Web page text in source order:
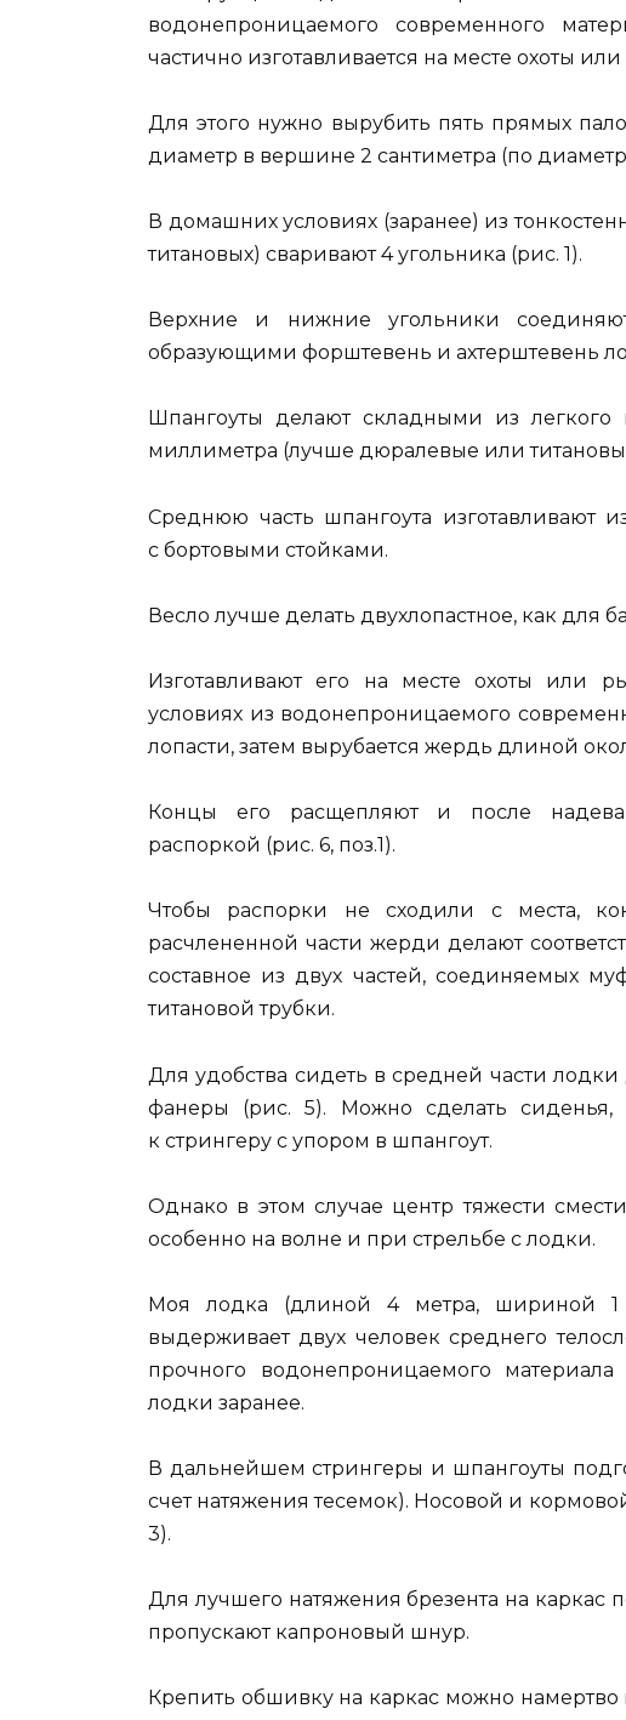
водонепроницаемого современного
частично изготавливается на месте охоты
Для этого нужно вырубить пять прямых
диаметр в вершине 2 сантиметра (по
В домашних условиях (заранее) из
титановых) сваривают 4 угольника (рис. 1).
Верхние и нижние угольники
образующими форштевень и ахтерштевень
Шпангоуты делают складными из
миллиметра (лучше дюралевые или
Среднюю часть шпангоута изготавливают
с бортовыми стойками.
Весло лучше делать двухлопастное, как для
Изготавливают его на месте охоты или
условиях из водонепроницаемого
лопасти, затем вырубается жердь длиной
Концы его расщепляют и после
распоркой (рис. 6, поз.1).
Чтобы распорки не сходили с места,
расчлененной части жерди делают
составное из двух частей, соединяемых
титановой трубки.
Для удобства сидеть в средней части лодки
фанеры (рис. 5). Можно сделать
к стрингеру с упором в шпангоут.
Однако в этом случае центр тяжести
особенно на волне и при стрельбе с лодки.
Моя лодка (длиной 4 метра, шириной 1
выдерживает двух человек среднего
прочного водонепроницаемого
лодки заранее.
В дальнейшем стрингеры и шпангоуты
счет натяжения тесемок). Носовой и
3).
Для лучшего натяжения брезента на каркас
пропускают капроновый шнур.
Крепить обшивку на каркас можно